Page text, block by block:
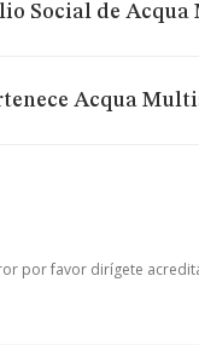
Social de Acqua
Acqua
por favor dirígete